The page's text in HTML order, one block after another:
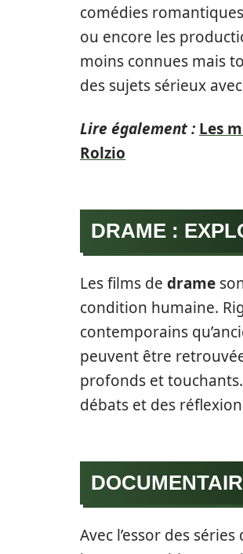
comédies
ou encore les
moins connues mais
des sujets sérieux
Lire également : Les
Rolzio
DRAME :
Les films de drame
condition humaine.
contemporains
peuvent être
profonds et
débats et des
Avec l’essor des